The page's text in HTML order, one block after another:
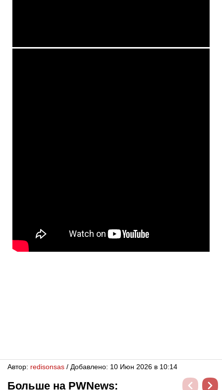
Автор: redisonsas / Добавлено: 10 Июн 2026 в 10:14
Больше на PWNews: